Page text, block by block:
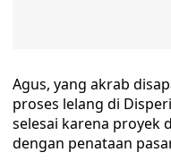
Agus, yang akrab
proses lelang di
selesai karena proyek
dengan penataan